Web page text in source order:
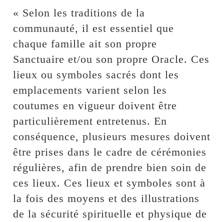
« Selon les traditions de la
communauté, il est essentiel que
chaque famille ait son propre
Sanctuaire et/ou son propre Oracle. Ces
lieux ou symboles sacrés dont les
emplacements varient selon les
coutumes en vigueur doivent être
particulièrement entretenus. En
conséquence, plusieurs mesures doivent
être prises dans le cadre de cérémonies
régulières, afin de prendre bien soin de
ces lieux. Ces lieux et symboles sont à
la fois des moyens et des illustrations
de la sécurité spirituelle et physique de